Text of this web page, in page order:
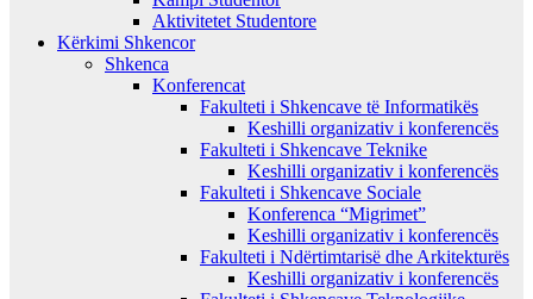
Aktivitetet Studentore
Kërkimi Shkencor
Shkenca
Konferencat
Fakulteti i Shkencave të Informatikës
Keshilli organizativ i konferencës
Fakulteti i Shkencave Teknike
Keshilli organizativ i konferencës
Fakulteti i Shkencave Sociale
Konferenca “Migrimet”
Keshilli organizativ i konferencës
Fakulteti i Ndërtimtarisë dhe Arkitekturës
Keshilli organizativ i konferencës